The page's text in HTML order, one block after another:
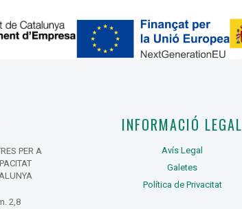
PER A
2,8
INFORMACIÓ LEGAL
Avís Legal
Galetes
Política de Privacitat